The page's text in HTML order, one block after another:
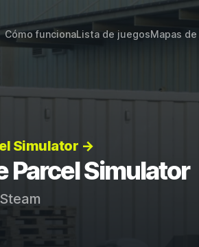
Cómo funcionaLista de juegosMapas
Simulator →
Parcel Simulator
Steam